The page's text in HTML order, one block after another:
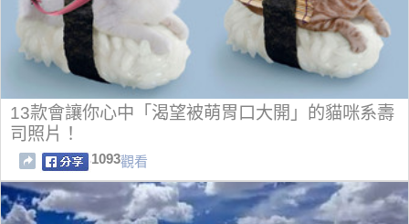
13款會讓你心中「渴望被萌胃口大開」的貓咪系壽
司照片！
1093觀看